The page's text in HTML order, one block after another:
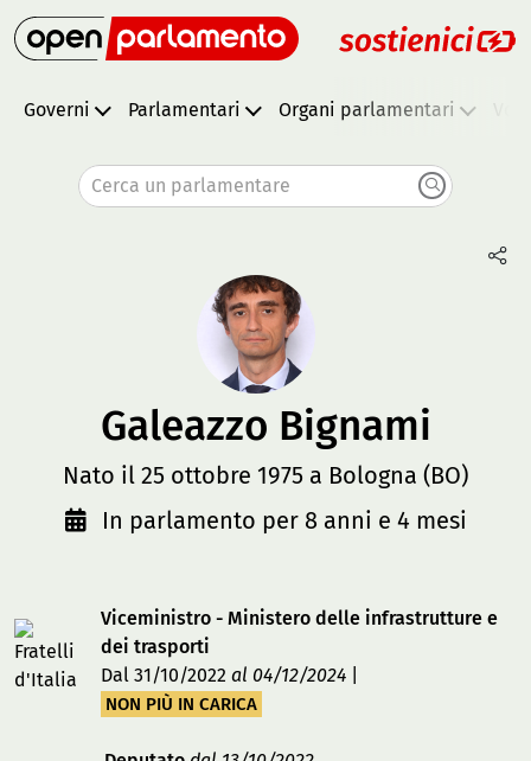
Governi Parlamentari Organi parlamentari
Cerca un parlamentare
Galeazzo Bignami
Nato il 25 ottobre 1975 a Bologna (BO)
In parlamento per 8 anni e 4 mesi
Viceministro - Ministero delle infrastrutture e
dei trasporti
Dal 31/10/2022al 04/12/2024
NON PIÙ IN CARICA